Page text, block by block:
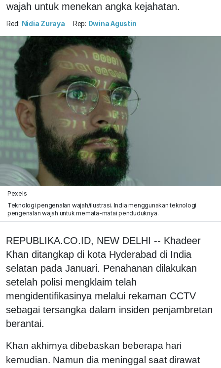
wajah untuk menekan angka kejahatan.
Red: Nidia Zuraya Rep: Dwina Agustin
Pexels
Teknologi pengenalan wajah/ilustrasi. India menggunakan teknologi
pengenalan wajah untuk memata-matai penduduknya.
REPUBLIKA.CO.ID, NEW DELHI -- Khadeer
Khan ditangkap di kota Hyderabad di India
selatan pada Januari. Penahanan dilakukan
setelah polisi mengklaim telah
mengidentifikasinya melalui rekaman CCTV
sebagai tersangka dalam insiden penjambretan
berantai.
Khan akhirnya dibebaskan beberapa hari
kemudian. Namun dia meninggal saat dirawat